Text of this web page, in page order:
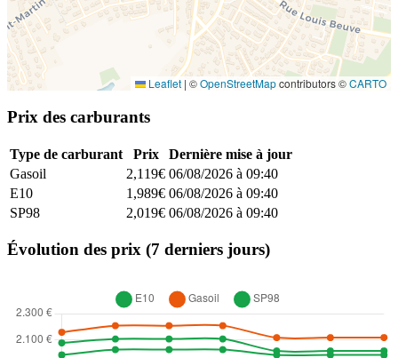
Leaflet | ©OpenStreetMapcontributors ©CARTO
Prix des carburants
Type de carburant Prix
Dernière mise à jour
Gasoil
2,119€ 06/08/2026 à 09:40
E10
1,989€ 06/08/2026 à 09:40
SP98
2,019€ 06/08/2026 à 09:40
Évolution des prix (7 derniers jours)